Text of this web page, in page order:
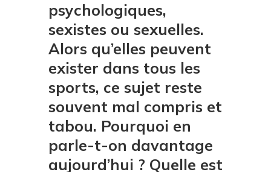
psychologiques,
sexistes ou sexuelles.
Alors qu’elles peuvent
exister dans tous les
sports, ce sujet reste
souvent mal compris et
tabou. Pourquoi en
parle-t-on davantage
aujourd’hui ? Quelle est